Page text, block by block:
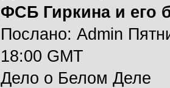
ФСБ Гиркина и его
Послано: Admin
18:00 GMT
Дело о Белом Деле